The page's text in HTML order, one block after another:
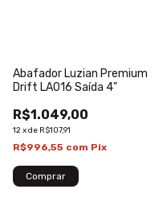
Abafador Luzian Premium
Drift LA016 Saída 4"
R$1.049,00
12xde R$107,91
R$996,55 com Pix